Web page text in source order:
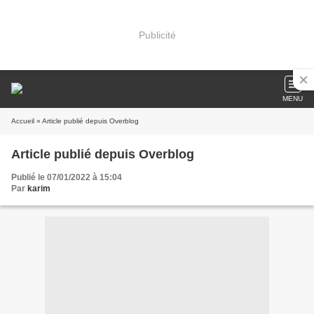
Publicité
MENU
Accueil » Article publié depuis Overblog
Article publié depuis Overblog
Publié le 07/01/2022 à 15:04
Par karim